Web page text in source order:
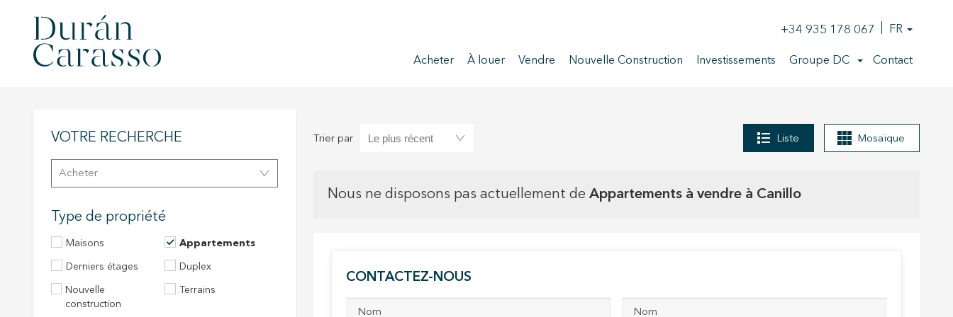
+34 935 178 067 FR
Acheter À louer Vendre Nouvelle Construction Investissements Groupe DC Contact
VOTRE RECHERCHE
Acheter
Type de propriété
Maisons Appartements
Derniers étages Duplex
Nouvelle
construction
Terrains
Trier par Liste Mosaïque
Nous ne disposons pas actuellement de Appartements à vendre à Canillo
CONTACTEZ-NOUS
Modifier les cookies